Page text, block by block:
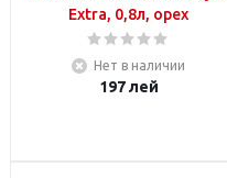
Extra, 0,8л, орех
Нет в наличии
197лей